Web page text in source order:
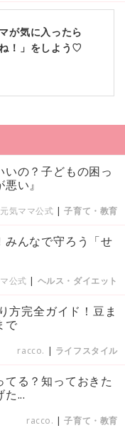
が気に入ったら
ね！」をしよう♡
の？子どもの困っ
い』
元気ママ公式 |子育て・教育
みんなで守ろう「せ
公式 | ヘルス・ダイエット
方完全ガイド！豆ま
で
racco. | ライフスタイル
る？知っておきた
...
racco. |子育て・教育